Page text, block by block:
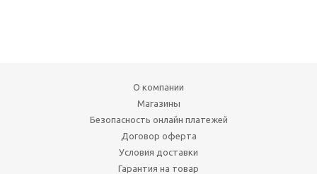
О компании
Магазины
Безопасность онлайн платежей
Договор оферта
Условия доставки
Гарантия на товар